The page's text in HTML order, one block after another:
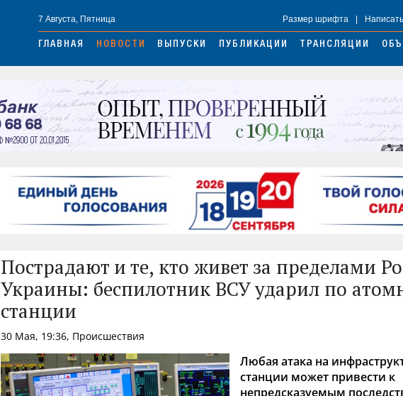
7 Августа, Пятница Размер шрифта
ГЛАВНАЯ НОВОСТИ ВЫПУСКИ ПУБЛИКАЦИИ ТРАНСЛЯЦИИ
Пострадают и те, кто живет за пределами
Украины: беспилотник ВСУ ударил по
станции
30 Мая, 19:36, Происшествия
Любая атака на
станции может привести к
непредсказуемым